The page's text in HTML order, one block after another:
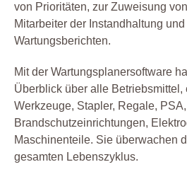
von Prioritäten, zur Zuweisung
Mitarbeiter der Instandhaltung
Wartungsberichten.
Mit der Wartungsplanersoftware
Überblick über alle
Werkzeuge, Stapler, Regale, PSA,
Brandschutzeinrichtungen,
Maschinenteile. Sie überwachen
gesamten Lebenszyklus.